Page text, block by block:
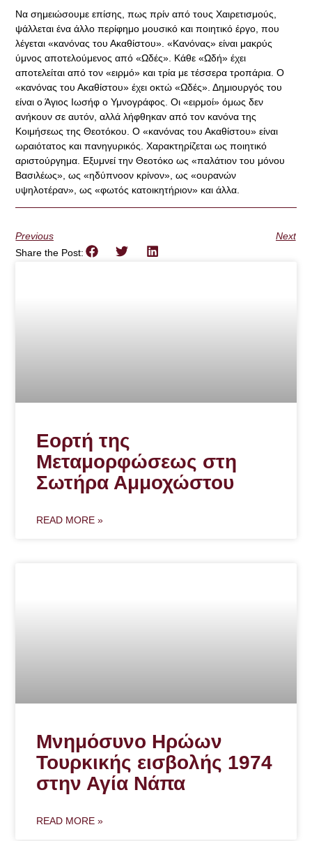
Να σημειώσουμε επίσης, πως πρίν από τους Χαιρετισμούς,
ψάλλεται ένα άλλο περίφημο μουσικό και ποιητικό έργο, που
λέγεται «κανόνας του Ακαθίστου». «Κανόνας» είναι μακρύς
ύμνος αποτελούμενος από «Ωδές». Κάθε «Ωδή» έχει
αποτελείται από τον «ειρμό» και τρία με τέσσερα τροπάρια. Ο
«κανόνας του Ακαθίστου» έχει οκτώ «Ωδές». Δημιουργός του
είναι ο Άγιος Ιωσήφ ο Υμνογράφος. Οι «ειρμοί» όμως δεν
ανήκουν σε αυτόν, αλλά λήφθηκαν από τον κανόνα της
Κοιμήσεως της Θεοτόκου. Ο «κανόνας του Ακαθίστου» είναι
ωραιότατος και πανηγυρικός. Χαρακτηρίζεται ως ποιητικό
αριστούργημα. Εξυμνεί την Θεοτόκο ως «παλάτιον του μόνου
Βασιλέως», ως «ηδύπνοον κρίνον», ως «ουρανών
υψηλοτέραν», ως «φωτός κατοικητήριον» και άλλα.
Previous
Next
Share the Post:
Εορτή της
Μεταμορφώσεως στη
Σωτήρα Αμμοχώστου
READ MORE »
Μνημόσυνο Ηρώων
Τουρκικής εισβολής 1974
στην Αγία Νάπα
READ MORE »